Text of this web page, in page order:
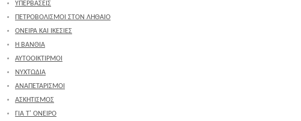
ΥΠΕΡΒΑΣΕΙΣ
ΠΕΤΡΟΒΟΛΙΣΜΟΙ ΣΤΟΝ ΛΗΘΑΙΟ
ΟΝΕΙΡΑ ΚΑΙ ΙΚΕΣΙΕΣ
Η ΒΑΝΘΙΑ
ΑΥΤΟΟΙΚΤΙΡΜΟΙ
ΝΥΧΤΩΔΙΑ
ΑΝΑΠΕΤΑΡΙΣΜΟΙ
ΑΣΚΗΤΙΣΜΟΣ
ΓΙΑ Τ' ΟΝΕΙΡΟ